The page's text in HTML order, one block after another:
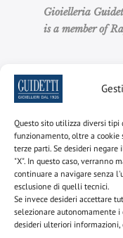
Questo sito utilizza diversi
funzionamento, oltre a
terze parti. Se desideri
"X". In questo caso, verranno
continuare a navigare senza
esclusione di quelli tecnici.
Se invece desideri accettare
selezionare autonomamente i
desideri ulteriori informazioni,
Gioielleria
is a member of
Quick Links
Scopri il nostro shop
Crea il tuo anello
Crea la tua fedina
Scopri i nostri gioielli
Cerca tra i nostri